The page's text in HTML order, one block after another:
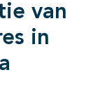
van
in